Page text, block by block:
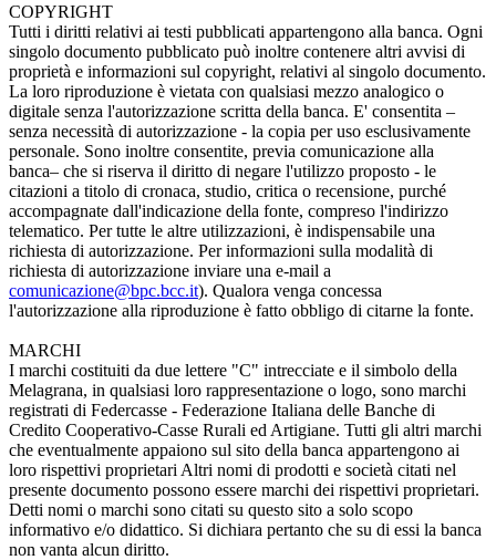
COPYRIGHT
Tutti i diritti relativi ai testi pubblicati appartengono alla banca. Ogni
singolo documento pubblicato può inoltre contenere altri avvisi di
proprietà e informazioni sul copyright, relativi al singolo documento.
La loro riproduzione è vietata con qualsiasi mezzo analogico o
digitale senza l'autorizzazione scritta della banca. E' consentita –
senza necessità di autorizzazione - la copia per uso esclusivamente
personale. Sono inoltre consentite, previa comunicazione alla
banca– che si riserva il diritto di negare l'utilizzo proposto - le
citazioni a titolo di cronaca, studio, critica o recensione, purché
accompagnate dall'indicazione della fonte, compreso l'indirizzo
telematico. Per tutte le altre utilizzazioni, è indispensabile una
richiesta di autorizzazione. Per informazioni sulla modalità di
richiesta di autorizzazione inviare una e-mail a
comunicazione@bpc.bcc.it). Qualora venga concessa
l'autorizzazione alla riproduzione è fatto obbligo di citarne la fonte.
MARCHI
I marchi costituiti da due lettere "C" intrecciate e il simbolo della
Melagrana, in qualsiasi loro rappresentazione o logo, sono marchi
registrati di Federcasse - Federazione Italiana delle Banche di
Credito Cooperativo-Casse Rurali ed Artigiane. Tutti gli altri marchi
che eventualmente appaiono sul sito della banca appartengono ai
loro rispettivi proprietari Altri nomi di prodotti e società citati nel
presente documento possono essere marchi dei rispettivi proprietari.
Detti nomi o marchi sono citati su questo sito a solo scopo
informativo e/o didattico. Si dichiara pertanto che su di essi la banca
non vanta alcun diritto.